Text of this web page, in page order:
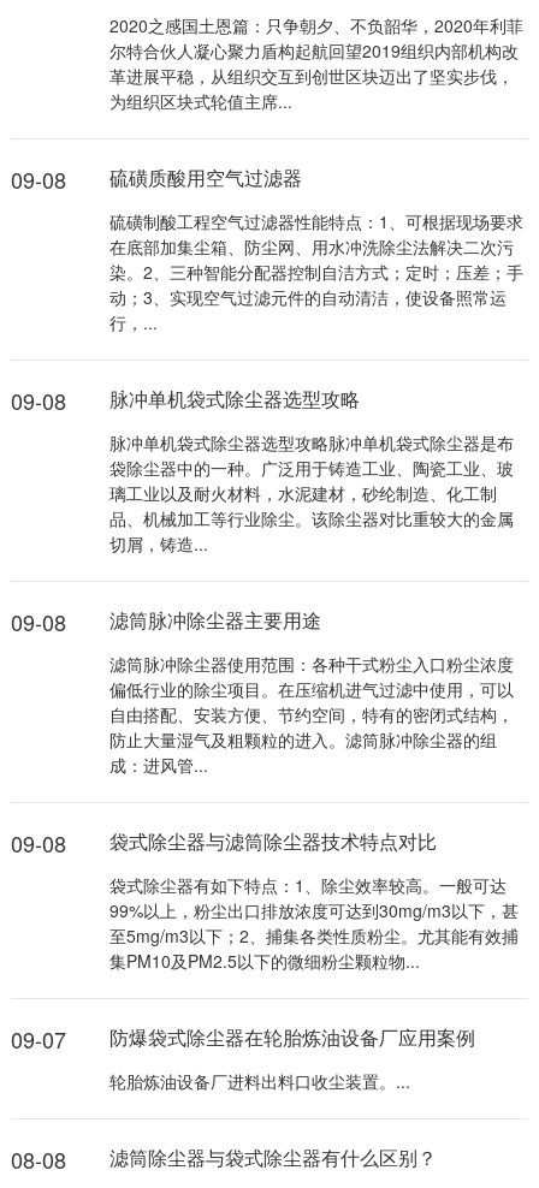
2020之感国土恩篇：只争朝夕、不负韶华，2020年利菲
尔特合伙人凝心聚力盾构起航回望2019组织内部机构改
革进展平稳，从组织交互到创世区块迈出了坚实步伐，
为组织区块式轮值主席...
09-08 硫磺质酸用空气过滤器
硫磺制酸工程空气过滤器性能特点：1、可根据现场要求
在底部加集尘箱、防尘网、用水冲洗除尘法解决二次污
染。2、三种智能分配器控制自洁方式；定时；压差；手
动；3、实现空气过滤元件的自动清洁，使设备照常运
行，...
09-08 脉冲单机袋式除尘器选型攻略
脉冲单机袋式除尘器选型攻略脉冲单机袋式除尘器是布
袋除尘器中的一种。广泛用于铸造工业、陶瓷工业、玻
璃工业以及耐火材料，水泥建材，砂纶制造、化工制
品、机械加工等行业除尘。该除尘器对比重较大的金属
切屑，铸造...
09-08 滤筒脉冲除尘器主要用途
滤筒脉冲除尘器使用范围：各种干式粉尘入口粉尘浓度
偏低行业的除尘项目。在压缩机进气过滤中使用，可以
自由搭配、安装方便、节约空间，特有的密闭式结构，
防止大量湿气及粗颗粒的进入。滤筒脉冲除尘器的组
成：进风管...
09-08 袋式除尘器与滤筒除尘器技术特点对比
袋式除尘器有如下特点：1、除尘效率较高。一般可达
99%以上，粉尘出口排放浓度可达到30mg/m3以下，甚
至5mg/m3以下；2、捕集各类性质粉尘。尤其能有效捕
集PM10及PM2.5以下的微细粉尘颗粒物...
09-07 防爆袋式除尘器在轮胎炼油设备厂应用案例
轮胎炼油设备厂进料出料口收尘装置。...
08-08 滤筒除尘器与袋式除尘器有什么区别？